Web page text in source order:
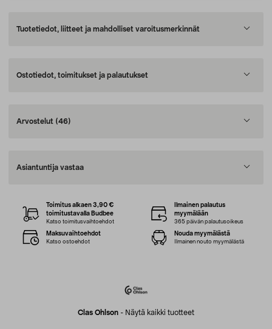
Tuotetiedot, liitteet ja mahdolliset varoitusmerkinnät
Ostotiedot, toimitukset ja palautukset
Arvostelut (46)
Asiantuntija vastaa
Clas Ohlson - Näytä kaikki tuotteet
Toimitus alkaen 3,90 €
toimitustavalla Budbee
Katso toimitusvaihtoehdot
Ilmainen palautus
myymälään
365 päivän palautusoikeus
Maksuvaihtoehdot
Katso ostoehdot
Nouda myymälästä
Ilmainen nouto myymälästä